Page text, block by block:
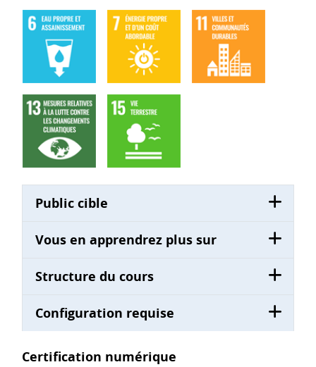
Public cible
Vous en apprendrez plus sur
Structure du cours
Configuration requise
Certification numérique